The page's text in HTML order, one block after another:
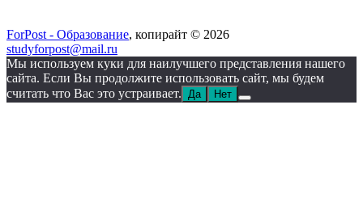
ForPost - Образование, копирайт © 2026
studyforpost@mail.ru
Мы используем куки для наилучшего представления нашего
сайта. Если Вы продолжите использовать сайт, мы будем
считать что Вас это устраивает. Да Нет